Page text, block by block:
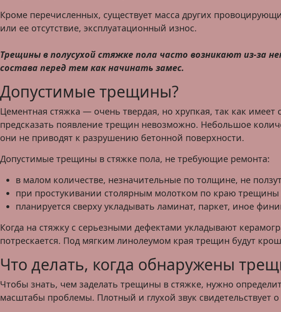
Кроме перечисленных, существует масса других
или ее отсутствие, эксплуатационный износ.
Трещины в полусухой стяжке пола часто возникают из-за
состава перед тем как начинать замес.
Допустимые трещины?
Цементная стяжка — очень твердая, но хрупкая, так как
предсказать появление трещин невозможно. Небольшое
они не приводят к разрушению бетонной поверхности.
Допустимые трещины в стяжке пола, не требующие ремонта:
в малом количестве, незначительные по толщине, не
при простукивании столярным молотком по краю
планируется сверху укладывать ламинат, паркет, иное
Когда на стяжку с серьезными дефектами укладывают
потрескается. Под мягким линолеумом края трещин будут
Что делать, когда обнаружены
Чтобы знать, чем заделать трещины в стяжке, нужно
масштабы проблемы. Плотный и глухой звук